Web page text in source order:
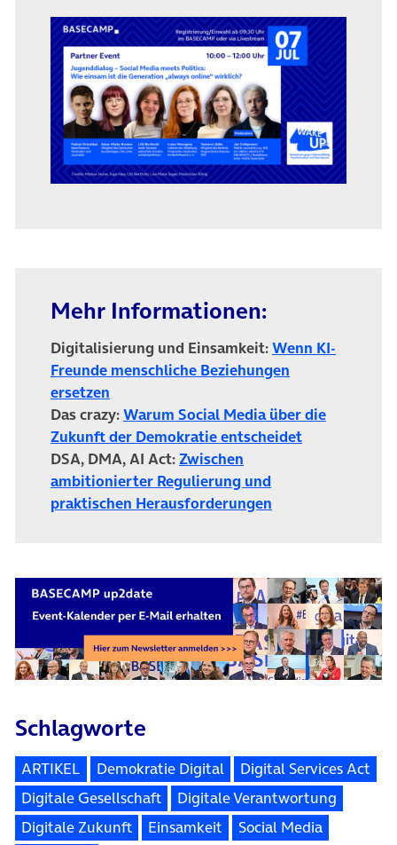
Mehr Informationen:
Digitalisierung und Einsamkeit:Wenn KI-
Freunde menschliche Beziehungen
ersetzen
Das crazy:Warum Social Media über die
Zukunft der Demokratie entscheidet
DSA, DMA, AI Act:Zwischen
ambitionierter Regulierung und
praktischen Herausforderungen
Schlagworte
ARTIKEL Demokratie Digital
Digital Services Act
Digitale Gesellschaft
Digitale Verantwortung
Digitale Zukunft
Einsamkeit
Social Media